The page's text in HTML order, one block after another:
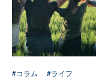
#コラム #ライフ